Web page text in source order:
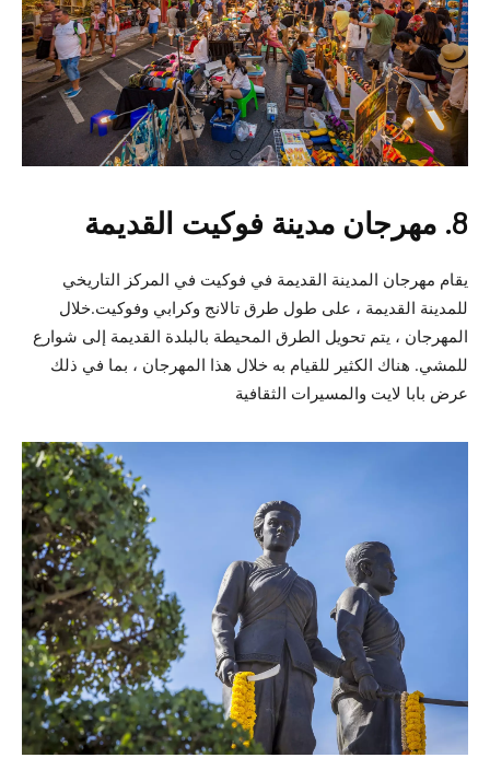
8. مهرجان مدينة فوكيت القديمة
يقام مهرجان المدينة القديمة في فوكيت في المركز التاريخي
للمدينة القديمة ، على طول طرق تالانج وكرابي وفوكيت.خلال
المهرجان ، يتم تحويل الطرق المحيطة بالبلدة القديمة إلى شوارع
للمشي. هناك الكثير للقيام به خلال هذا المهرجان ، بما في ذلك
عرض بابا لايت والمسيرات الثقافية